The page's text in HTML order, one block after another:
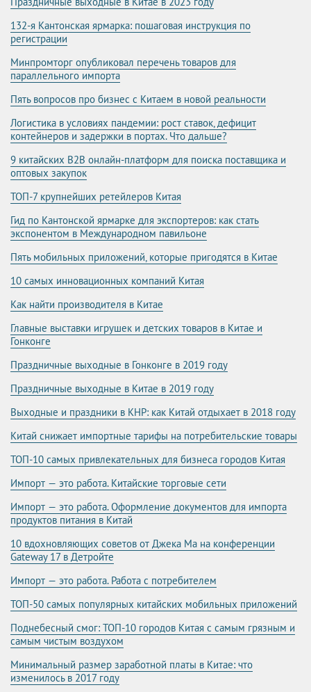
132-я Кантонская ярмарка: пошаговая инструкция по
регистрации
Минпромторг опубликовал перечень товаров для
параллельного импорта
Пять вопросов про бизнес с Китаем в новой реальности
Логистика в условиях пандемии: рост ставок, дефицит
контейнеров и задержки в портах. Что дальше?
9 китайских B2B онлайн-платформ для поиска поставщика и
оптовых закупок
ТОП-7 крупнейших ретейлеров Китая
Гид по Кантонской ярмарке для экспортеров: как стать
экспонентом в Международном павильоне
Пять мобильных приложений, которые пригодятся в Китае
10 самых инновационных компаний Китая
Как найти производителя в Китае
Главные выставки игрушек и детских товаров в Китае и
Гонконге
Праздничные выходные в Гонконге в 2019 году
Праздничные выходные в Китае в 2019 году
Выходные и праздники в КНР: как Китай отдыхает в 2018 году
Китай снижает импортные тарифы на потребительские товары
ТОП-10 самых привлекательных для бизнеса городов Китая
Импорт — это работа. Китайские торговые сети
Импорт — это работа. Оформление документов для импорта
продуктов питания в Китай
10 вдохновляющих советов от Джека Ма на конференции
Gateway 17 в Детройте
Импорт — это работа. Работа с потребителем
ТОП-50 самых популярных китайских мобильных приложений
Поднебесный смог: ТОП-10 городов Китая с самым грязным и
самым чистым воздухом
Минимальный размер заработной платы в Китае: что
изменилось в 2017 году